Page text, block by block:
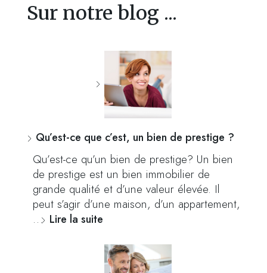
Sur notre blog ...
Qu’est-ce que c’est, un bien de prestige ?
Qu’est-ce qu’un bien de prestige? Un bien
de prestige est un bien immobilier de
grande qualité et d’une valeur élevée. Il
peut s’agir d’une maison, d’un appartement,
… Lire la suite